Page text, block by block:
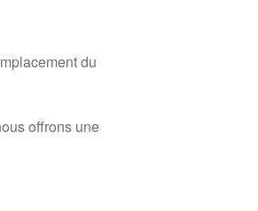
du
offrons une